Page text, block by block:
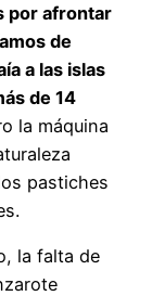
por afrontar
de
a las islas
de 14
la máquina
pastiches
la falta de